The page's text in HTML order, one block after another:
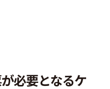
必要となるケ